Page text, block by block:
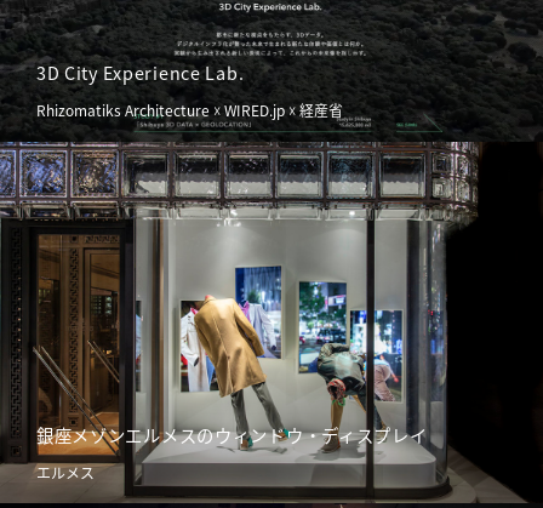
3D City Experience Lab.
Rhizomatiks Architecture ☓ WIRED.jp ☓ 経産省
銀座メゾンエルメスのウィンドウ・ディスプレイ
エルメス